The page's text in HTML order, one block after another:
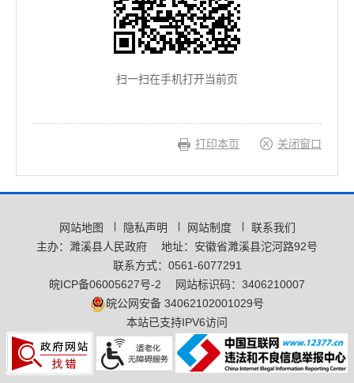
扫一扫在手机打开当前页
打印本页 关闭窗口
网站地图 隐私声明 网站制度
联系我们
主办：濉溪县人民政府
地址：安徽省濉溪县沱河路92号
联系方式：0561-6077291
皖ICP备06005627号-2
网站标识码：3406210007
皖公网安备 34062102001029号
本站已支持IPV6访问